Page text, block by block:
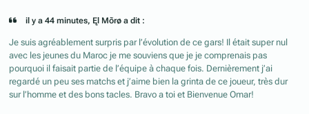
il y a 44 minutes, Ęl Mõrø a dit :
Je suis agréablement surpris par l’évolution de ce gars! Il était super nul
avec les jeunes du Maroc je me souviens que je je comprenais pas
pourquoi il faisait partie de l’équipe à chaque fois. Dernièrement j’ai
regardé un peu ses matchs et j’aime bien la grinta de ce joueur, très dur
sur l’homme et des bons tacles. Bravo a toi et Bienvenue Omar!